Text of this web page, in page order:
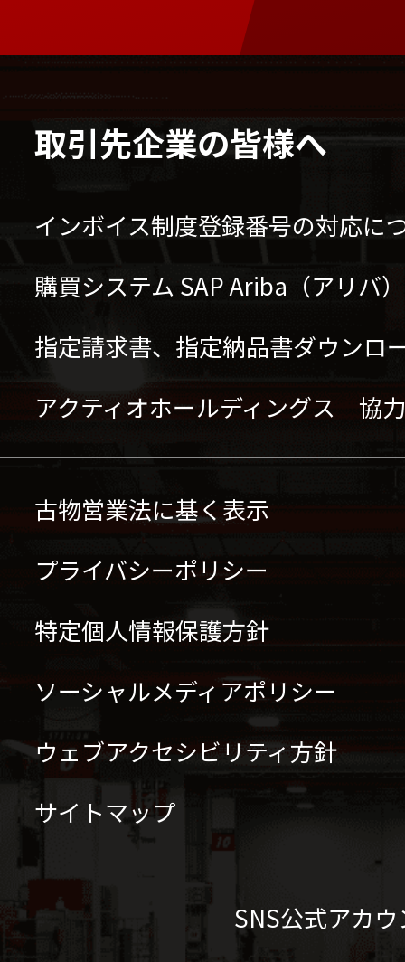
取引先企業の皆様へ
インボイス制度登録番号の対応に
購買システム SAP Ariba（アリバ
指定請求書、指定納品書ダウンロ
アクティオホールディングス 協
古物営業法に基く表示
プライバシーポリシー
特定個人情報保護方針
ソーシャルメディアポリシー
ウェブアクセシビリティ方針
サイトマップ
SNS公式アカ